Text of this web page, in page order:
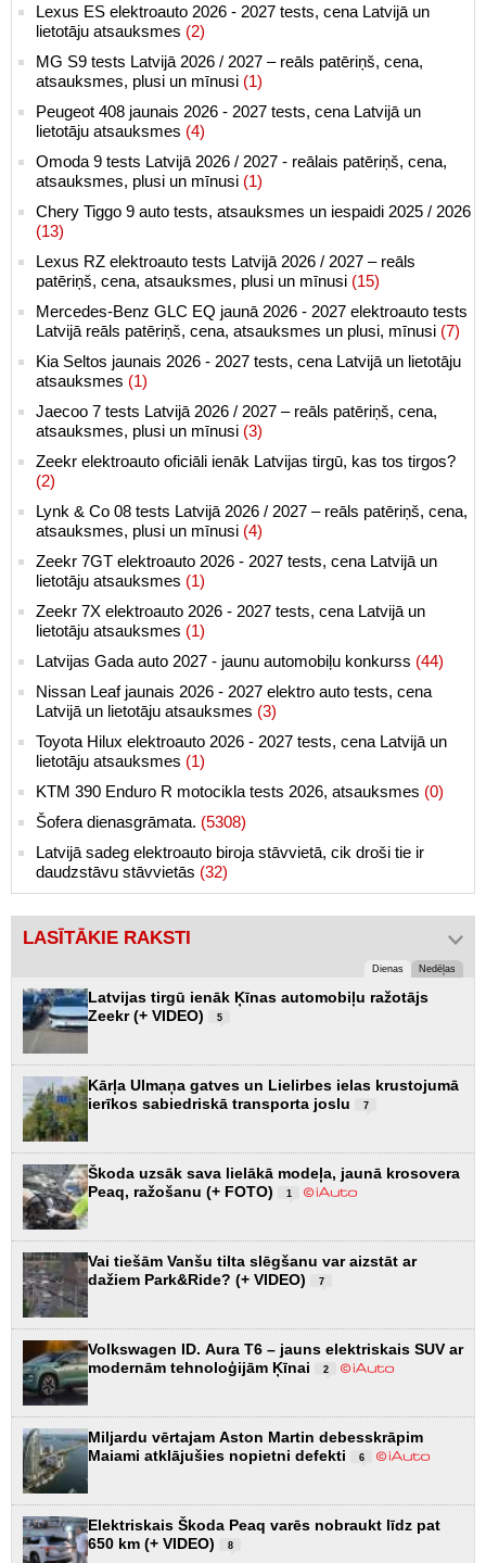
Lexus ES elektroauto 2026 - 2027 tests, cena Latvijā un
lietotāju atsauksmes (2)
MG S9 tests Latvijā 2026 / 2027 – reāls patēriņš, cena,
atsauksmes, plusi un mīnusi (1)
Peugeot 408 jaunais 2026 - 2027 tests, cena Latvijā un
lietotāju atsauksmes (4)
Omoda 9 tests Latvijā 2026 / 2027 - reālais patēriņš, cena,
atsauksmes, plusi un mīnusi (1)
Chery Tiggo 9 auto tests, atsauksmes un iespaidi 2025 / 2026
(13)
Lexus RZ elektroauto tests Latvijā 2026 / 2027 – reāls
patēriņš, cena, atsauksmes, plusi un mīnusi (15)
Mercedes-Benz GLC EQ jaunā 2026 - 2027 elektroauto tests
Latvijā reāls patēriņš, cena, atsauksmes un plusi, mīnusi (7)
Kia Seltos jaunais 2026 - 2027 tests, cena Latvijā un lietotāju
atsauksmes (1)
Jaecoo 7 tests Latvijā 2026 / 2027 – reāls patēriņš, cena,
atsauksmes, plusi un mīnusi (3)
Zeekr elektroauto oficiāli ienāk Latvijas tirgū, kas tos tirgos?
(2)
Lynk & Co 08 tests Latvijā 2026 / 2027 – reāls patēriņš, cena,
atsauksmes, plusi un mīnusi (4)
Zeekr 7GT elektroauto 2026 - 2027 tests, cena Latvijā un
lietotāju atsauksmes (1)
Zeekr 7X elektroauto 2026 - 2027 tests, cena Latvijā un
lietotāju atsauksmes (1)
Latvijas Gada auto 2027 - jaunu automobiļu konkurss (44)
Nissan Leaf jaunais 2026 - 2027 elektro auto tests, cena
Latvijā un lietotāju atsauksmes (3)
Toyota Hilux elektroauto 2026 - 2027 tests, cena Latvijā un
lietotāju atsauksmes (1)
KTM 390 Enduro R motocikla tests 2026, atsauksmes (0)
Šofera dienasgrāmata. (5308)
Latvijā sadeg elektroauto biroja stāvvietā, cik droši tie ir
daudzstāvu stāvvietās (32)
LASĪTĀKIE RAKSTI
Dienas Nedēļas
Latvijas tirgū ienāk Ķīnas automobiļu ražotājs
Zeekr (+ VIDEO)
5
Kārļa Ulmaņa gatves un Lielirbes ielas krustojumā
ierīkos sabiedriskā transporta joslu
7
Škoda uzsāk sava lielākā modeļa, jaunā krosovera
Peaq, ražošanu (+ FOTO)
1
Vai tiešām Vanšu tilta slēgšanu var aizstāt ar
dažiem Park&Ride? (+ VIDEO)
7
Volkswagen ID. Aura T6 – jauns elektriskais SUV ar
modernām tehnoloģijām Ķīnai
2
Miljardu vērtajam Aston Martin debesskrāpim
Maiami atklājušies nopietni defekti
6
Elektriskais Škoda Peaq varēs nobraukt līdz pat
650 km (+ VIDEO)
8